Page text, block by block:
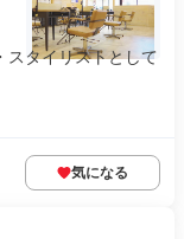
スタイリストとして
気になる